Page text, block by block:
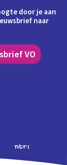
door je aan
naar
VO